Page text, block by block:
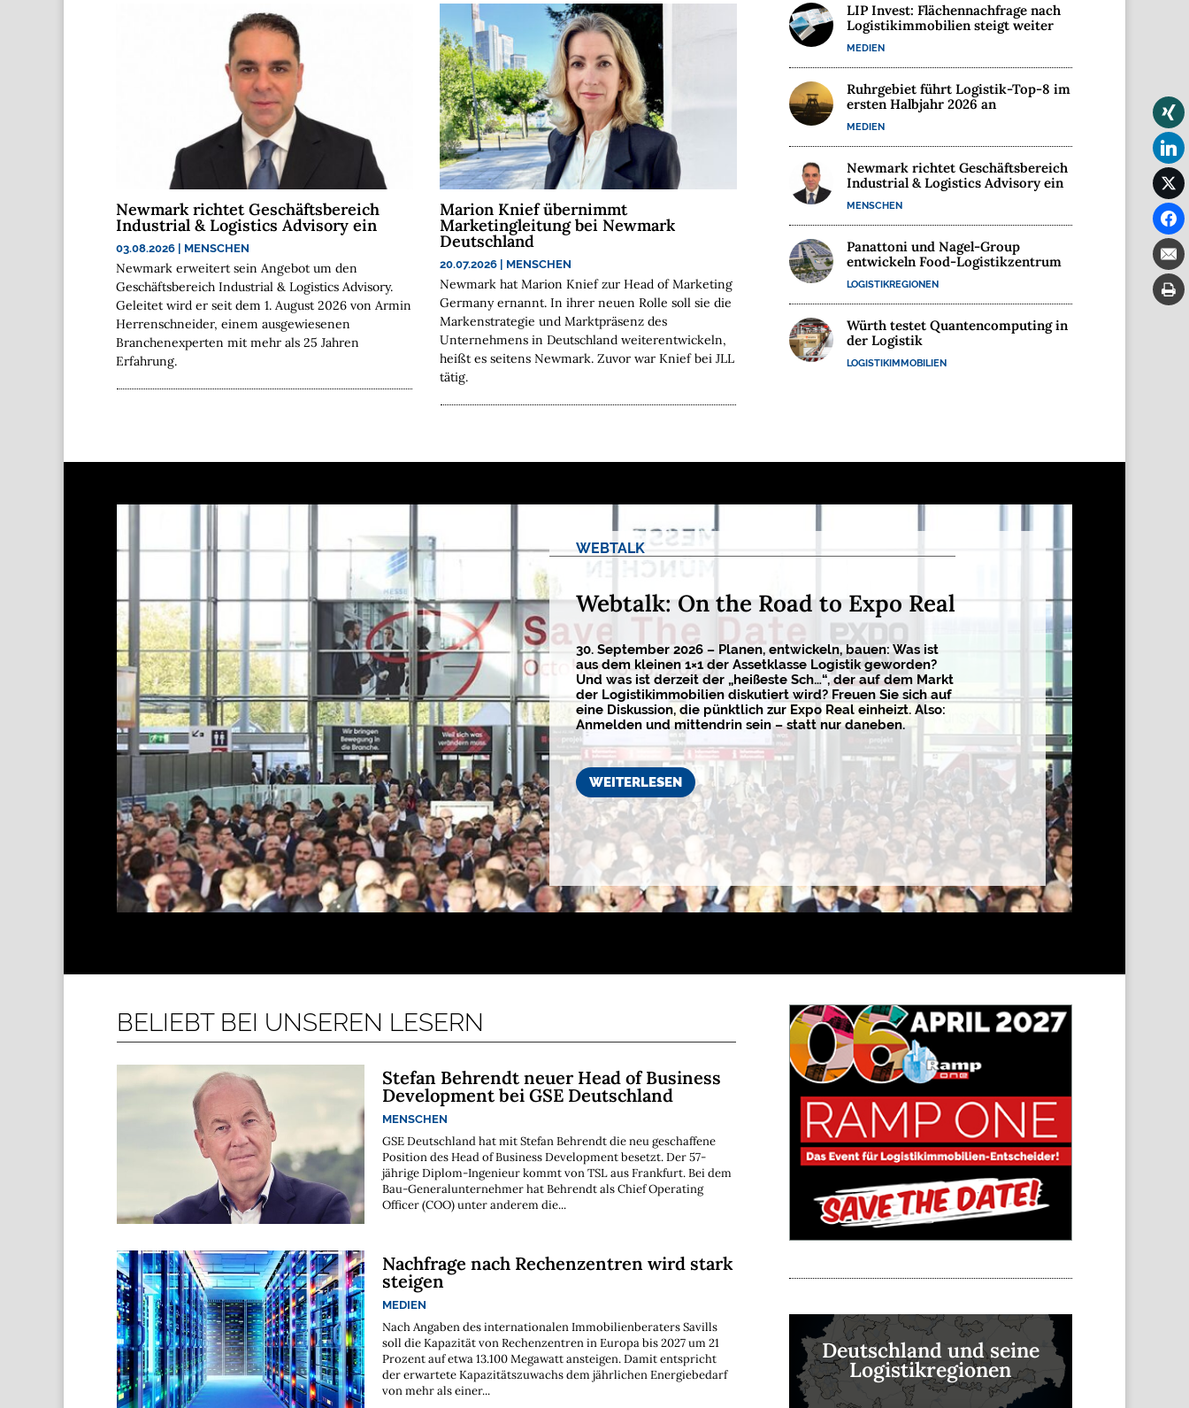
Newmark richtet Geschäftsbereich
Industrial & Logistics Advisory ein
03.08.2026 MENSCHEN
Newmark erweitert sein Angebot um den
Geschäftsbereich Industrial & Logistics Advisory.
Geleitet wird er seit dem 1. August 2026 von Armin
Herrenschneider, einem ausgewiesenen
Branchenexperten mit mehr als 25 Jahren
Erfahrung.
Marion Knief übernimmt
Marketingleitung bei Newmark
Deutschland
20.07.2026 MENSCHEN
Newmark hat Marion Knief zur Head of Marketing
Germany ernannt. In ihrer neuen Rolle soll sie die
Markenstrategie und Marktpräsenz des
Unternehmens in Deutschland weiterentwickeln,
heißt es seitens Newmark. Zuvor war Knief bei JLL
tätig.
LIP Invest: Flächennachfrage nach
Logistikimmobilien steigt weiter
MEDIEN
Ruhrgebiet führt Logistik-Top-8 im
ersten Halbjahr 2026 an
MEDIEN
Newmark richtet Geschäftsbereich
Industrial & Logistics Advisory ein
MENSCHEN
Panattoni und Nagel-Group
entwickeln Food-Logistikzentrum
LOGISTIKREGIONEN
Würth testet Quantencomputing in
der Logistik
LOGISTIKIMMOBILIEN
WEBTALK
Webtalk: On the Road to Expo Real
30. September 2026 – Planen, entwickeln, bauen: Was ist
aus dem kleinen 1×1 der Assetklasse Logistik geworden?
Und was ist derzeit der „heißeste Sch…“, der auf dem Markt
der Logistikimmobilien diskutiert wird? Freuen Sie sich auf
eine Diskussion, die pünktlich zur Expo Real einheizt. Also:
Anmelden und mittendrin sein – statt nur daneben.
WEITERLESEN
BELIEBT BEI UNSEREN LESERN
Stefan Behrendt neuer Head of Business
Development bei GSE Deutschland
MENSCHEN
GSE Deutschland hat mit Stefan Behrendt die neu geschaffene
Position des Head of Business Development besetzt. Der 57-
jährige Diplom-Ingenieur kommt von TSL aus Frankfurt. Bei dem
Bau-Generalunternehmer hat Behrendt als Chief Operating
Officer (COO) unter anderem die...
Nachfrage nach Rechenzentren wird stark
steigen
MEDIEN
Nach Angaben des internationalen Immobilienberaters Savills
soll die Kapazität von Rechenzentren in Europa bis 2027 um 21
Prozent auf etwa 13.100 Megawatt ansteigen. Damit entspricht
der erwartete Kapazitätszuwachs dem jährlichen Energiebedarf
von mehr als einer...
Deutschland und seine
Logistikregionen